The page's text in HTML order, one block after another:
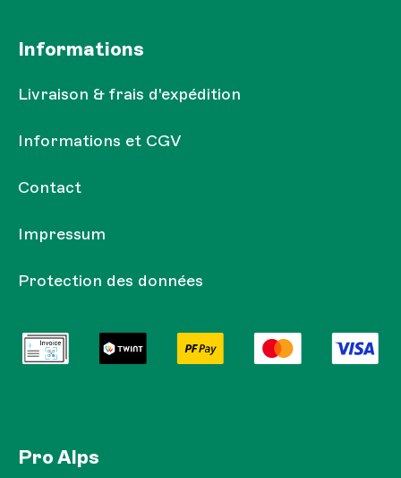
Informations
Livraison & frais d'expédition
Informations et CGV
Contact
Impressum
Protection des données
Pro Alps